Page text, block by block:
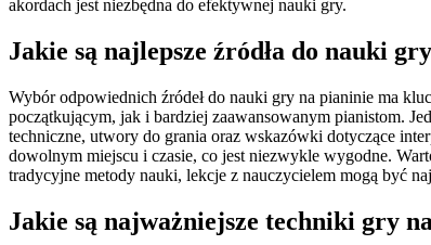
akordach jest niezbędna do efektywnej nauki gry.
Jakie są najlepsze źródła do nauki
Wybór odpowiednich źródeł do nauki gry na pianinie ma
początkującym, jak i bardziej zaawansowanym pianistom.
techniczne, utwory do grania oraz wskazówki dotyczące
dowolnym miejscu i czasie, co jest niezwykle wygodne.
tradycyjne metody nauki, lekcje z nauczycielem mogą być
Jakie są najważniejsze techniki gry